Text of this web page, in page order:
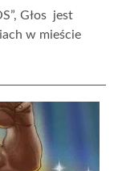
Głos jest
w mieście